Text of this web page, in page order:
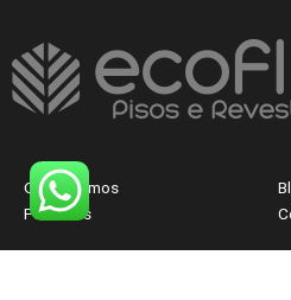
Quem Somos
Produtos